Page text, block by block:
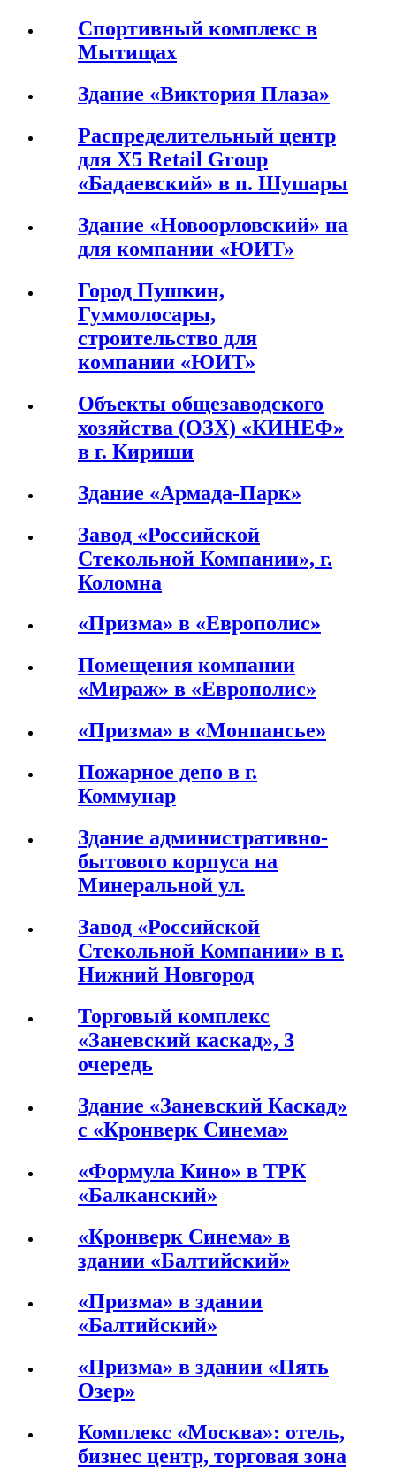
Спортивный комплекс в
Мытищах
Здание «Виктория Плаза»
Распределительный центр
для X5 Retail Group
«Бадаевский» в п. Шушары
Здание «Новоорловский» на
для компании «ЮИТ»
Город Пушкин,
Гуммолосары,
строительство для
компании «ЮИТ»
Объекты общезаводского
хозяйства (ОЗХ) «КИНЕФ»
в г. Кириши
Здание «Армада-Парк»
Завод «Российской
Стекольной Компании», г.
Коломна
«Призма» в «Европолис»
Помещения компании
«Мираж» в «Европолис»
«Призма» в «Монпансье»
Пожарное депо в г.
Коммунар
Здание административно-
бытового корпуса на
Минеральной ул.
Завод «Российской
Стекольной Компании» в г.
Нижний Новгород
Торговый комплекс
«Заневский каскад», 3
очередь
Здание «Заневский Каскад»
с «Кронверк Синема»
«Формула Кино» в ТРК
«Балканский»
«Кронверк Синема» в
здании «Балтийский»
«Призма» в здании
«Балтийский»
«Призма» в здании «Пять
Озер»
Комплекс «Москва»: отель,
бизнес центр, торговая зона